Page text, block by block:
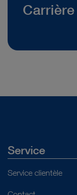
Carrière
Service
Service clientèle